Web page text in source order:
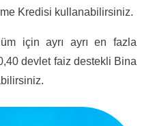
Kredisi kullanabilirsiniz.
için ayrı ayrı en fazla
devlet faiz destekli Bina